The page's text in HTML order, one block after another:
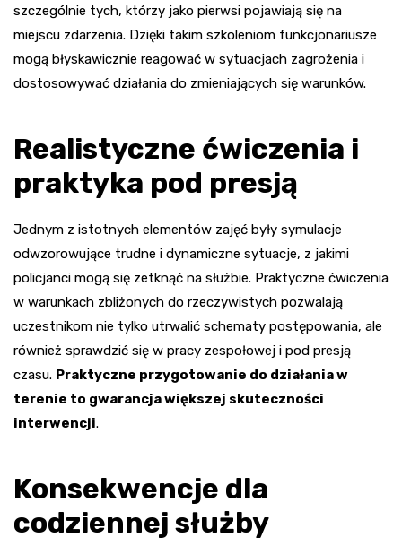
szczególnie tych, którzy jako pierwsi pojawiają się na
miejscu zdarzenia. Dzięki takim szkoleniom funkcjonariusze
mogą błyskawicznie reagować w sytuacjach zagrożenia i
dostosowywać działania do zmieniających się warunków.
Realistyczne ćwiczenia i
praktyka pod presją
Jednym z istotnych elementów zajęć były symulacje
odwzorowujące trudne i dynamiczne sytuacje, z jakimi
policjanci mogą się zetknąć na służbie. Praktyczne ćwiczenia
w warunkach zbliżonych do rzeczywistych pozwalają
uczestnikom nie tylko utrwalić schematy postępowania, ale
również sprawdzić się w pracy zespołowej i pod presją
czasu. Praktyczne przygotowanie do działania w
terenie to gwarancja większej skuteczności
interwencji.
Konsekwencje dla
codziennej służby